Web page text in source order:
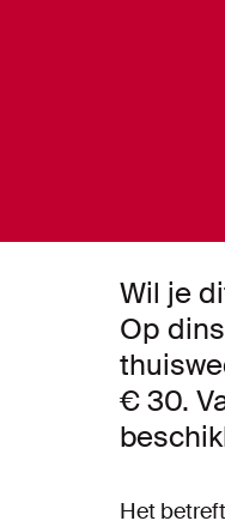
Wil je
Op
€ 30.
Het